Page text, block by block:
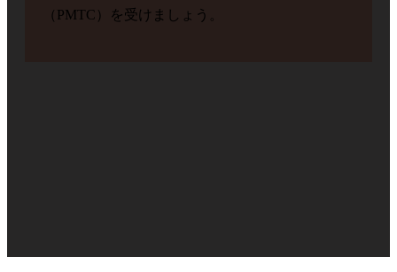
（PMTC）を受けましょう。